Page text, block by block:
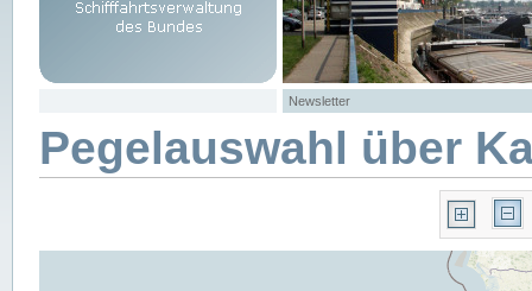
Newsletter
Pegelauswahl über